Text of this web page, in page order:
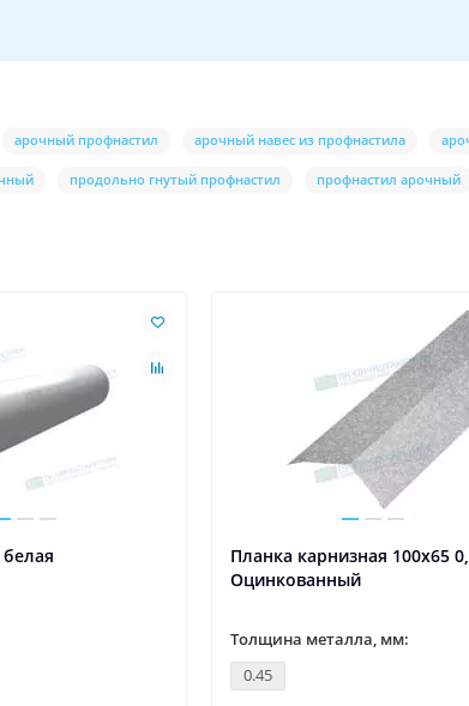
арочный профнастил арочный навес из профнастила
продольно гнутый профнастил профнастил арочный
Планка карнизная 100х65
Оцинкованный
Толщина металла, мм:
0.45